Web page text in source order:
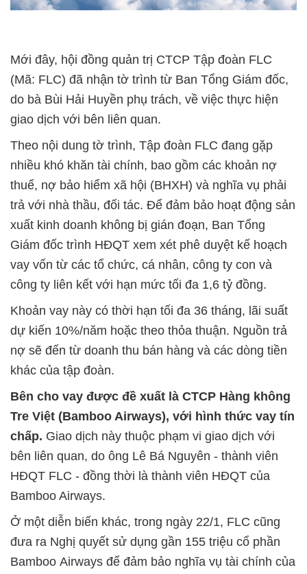
Mới đây, hội đồng quản trị CTCP Tập đoàn FLC
(Mã: FLC) đã nhận tờ trình từ Ban Tổng Giám đốc,
do bà Bùi Hải Huyền phụ trách, về việc thực hiện
giao dịch với bên liên quan.
Theo nội dung tờ trình, Tập đoàn FLC đang gặp
nhiều khó khăn tài chính, bao gồm các khoản nợ
thuế, nợ bảo hiểm xã hội (BHXH) và nghĩa vụ phải
trả với nhà thầu, đối tác. Để đảm bảo hoạt động sản
xuất kinh doanh không bị gián đoạn, Ban Tổng
Giám đốc trình HĐQT xem xét phê duyệt kế hoạch
vay vốn từ các tổ chức, cá nhân, công ty con và
công ty liên kết với hạn mức tối đa 1,6 tỷ đồng.
Khoản vay này có thời hạn tối đa 36 tháng, lãi suất
dự kiến 10%/năm hoặc theo thỏa thuận. Nguồn trả
nợ sẽ đến từ doanh thu bán hàng và các dòng tiền
khác của tập đoàn.
Bên cho vay được đề xuất là CTCP Hàng không
Tre Việt (Bamboo Airways), với hình thức vay tín
chấp. Giao dịch này thuộc phạm vi giao dịch với
bên liên quan, do ông Lê Bá Nguyên - thành viên
HĐQT FLC - đồng thời là thành viên HĐQT của
Bamboo Airways.
Ở một diễn biến khác, trong ngày 22/1, FLC cũng
đưa ra Nghị quyết sử dụng gần 155 triệu cổ phần
Bamboo Airways để đảm bảo nghĩa vụ tài chính của